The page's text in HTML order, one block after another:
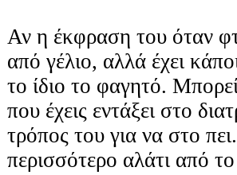
Αν η έκφραση του όταν
από γέλιο, αλλά έχει
το ίδιο το φαγητό.
που έχεις εντάξει στο
τρόπος του για να στο
περισσότερο αλάτι από